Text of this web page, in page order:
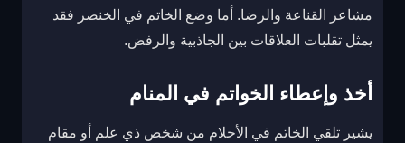
مشاعر القناعة والرضا. أما وضع الخاتم في الخنصر فقد
يمثل تقلبات العلاقات بين الجاذبية والرفض.
أخذ وإعطاء الخواتم في المنام
يشير تلقي الخاتم في الأحلام من شخص ذي علم أو مقام